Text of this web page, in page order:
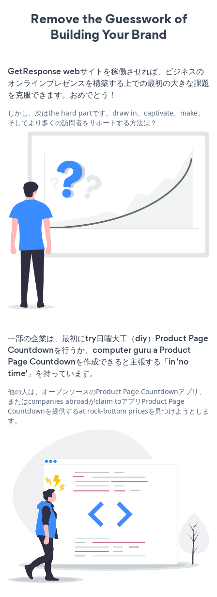
Remove the Guesswork of
Building Your Brand
GetResponse webサイトを稼働させれば、ビジネスの
オンラインプレゼンスを構築する上での最初の大きな課題
を克服できます。おめでとう！
しかし、次はthe hard partです。draw in、captivate、make、
そしてより多くの訪問者をサポートする方法は？
一部の企業は、最初にtry日曜大工（diy）Product Page
Countdownを行うか、computer guru a Product
Page Countdownを作成できると主張する「in 'no
time'」を持っています。
他の人は、オープンソースのProduct Page Countdownアプリ、
またはcompanies abroadがclaim toアプリProduct Page
Countdownを提供するat rock-bottom pricesを見つけようとしま
す。